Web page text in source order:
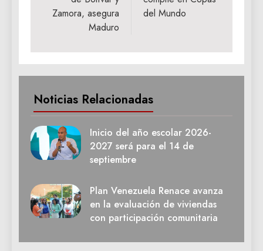
Zamora, asegura
Maduro
del Mundo
Noticias Relacionadas
Inicio del año escolar 2026-
2027 será para el 14 de
septiembre
Plan Venezuela Renace avanza
en la evaluación de viviendas
con participación comunitaria